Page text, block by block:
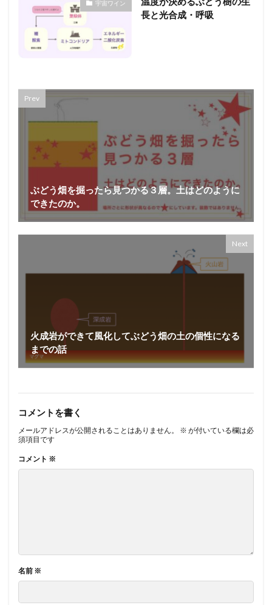
宇宙ワイン
長と光合成・呼吸
Prev
ぶどう畑を掘ったら見つかる３層。土はどのように
できたのか。
Next
火成岩ができて風化してぶどう畑の土の個性になる
までの話
コメントを書く
メールアドレスが公開されることはありません。 ※ が付いている欄は必
須項目です
コメント ※
名前 ※